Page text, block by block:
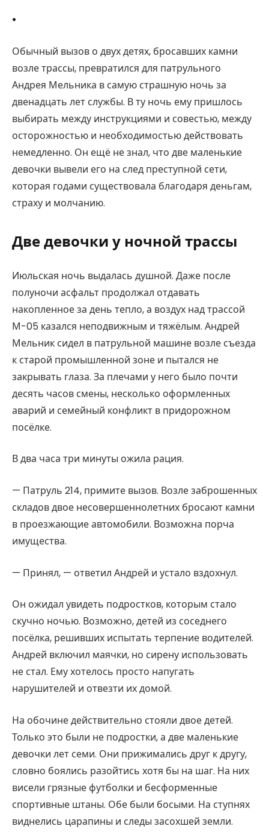
.
Обычный вызов о двух детях, бросавших камни
возле трассы, превратился для патрульного
Андрея Мельника в самую страшную ночь за
двенадцать лет службы. В ту ночь ему пришлось
выбирать между инструкциями и совестью, между
осторожностью и необходимостью действовать
немедленно. Он ещё не знал, что две маленькие
девочки вывели его на след преступной сети,
которая годами существовала благодаря деньгам,
страху и молчанию.
Две девочки у ночной трассы
Июльская ночь выдалась душной. Даже после
полуночи асфальт продолжал отдавать
накопленное за день тепло, а воздух над трассой
М-05 казался неподвижным и тяжёлым. Андрей
Мельник сидел в патрульной машине возле съезда
к старой промышленной зоне и пытался не
закрывать глаза. За плечами у него было почти
десять часов смены, несколько оформленных
аварий и семейный конфликт в придорожном
посёлке.
В два часа три минуты ожила рация.
— Патруль 214, примите вызов. Возле заброшенных
складов двое несовершеннолетних бросают камни
в проезжающие автомобили. Возможна порча
имущества.
— Принял, — ответил Андрей и устало вздохнул.
Он ожидал увидеть подростков, которым стало
скучно ночью. Возможно, детей из соседнего
посёлка, решивших испытать терпение водителей.
Андрей включил маячки, но сирену использовать
не стал. Ему хотелось просто напугать
нарушителей и отвезти их домой.
На обочине действительно стояли двое детей.
Только это были не подростки, а две маленькие
девочки лет семи. Они прижимались друг к другу,
словно боялись разойтись хотя бы на шаг. На них
висели грязные футболки и бесформенные
спортивные штаны. Обе были босыми. На ступнях
виднелись царапины и следы засохшей земли.